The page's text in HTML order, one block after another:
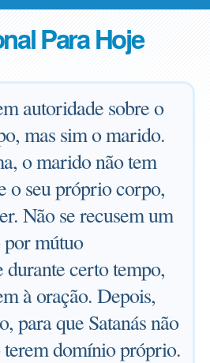
Para Hoje
autoridade sobre o
mas sim o marido.
o marido não tem
o seu próprio corpo,
Não se recusem um
por mútuo
durante certo tempo,
à oração. Depois,
para que Satanás não
terem domínio próprio.